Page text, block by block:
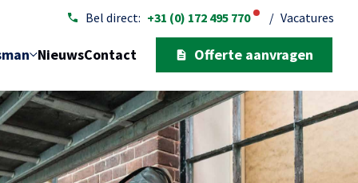
Bel direct: +31 (0) 172 495 770 / Vacatures
NieuwsContact Offerte aanvragen